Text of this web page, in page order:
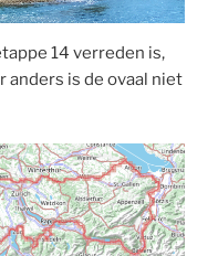
14 verreden is,
anders is de ovaal niet